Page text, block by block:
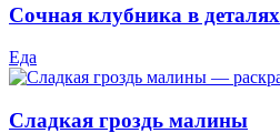
Сочная клубника в деталях
Еда
Сладкая гроздь малины